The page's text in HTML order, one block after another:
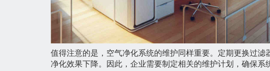
值得注意的是，空气净化系统的维护同样重要。定期更换过
净化效果下降。因此，企业需要制定相关的维护计划，确保系